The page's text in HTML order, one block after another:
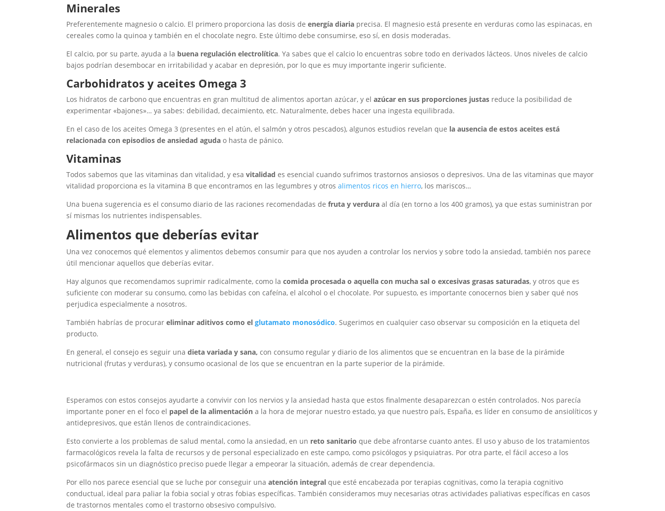
Minerales
Preferentemente magnesio o calcio. El primero proporciona las dosis deenergía diaria precisa. El magnesio está presente en verduras como las espinacas, en
cereales como la quinoa y también en el chocolate negro. Este último debe consumirse, eso sí, en dosis moderadas.
El calcio, por su parte, ayuda a la buena regulación electrolítica. Ya sabes que el calcio lo encuentras sobre todo en derivados lácteos. Unos niveles de calcio
bajos podrían desembocar en irritabilidad y acabar en depresión, por lo que es muy importante ingerir suficiente.
Carbohidratos y aceites Omega 3
Los hidratos de carbono que encuentras en gran multitud de alimentos aportan azúcar, y elazúcar en sus proporciones justas reduce la posibilidad de
experimentar «bajones»… ya sabes: debilidad, decaimiento, etc. Naturalmente, debes hacer una ingesta equilibrada.
En el caso de los aceites Omega 3 (presentes en el atún, el salmón y otros pescados), algunos estudios revelan que la ausencia de estos aceites está
relacionada con episodios de ansiedad agudao hasta de pánico.
Vitaminas
Todos sabemos que las vitaminas dan vitalidad, y esavitalidad es esencial cuando sufrimos trastornos ansiosos o depresivos. Una de las vitaminas que mayor
vitalidad proporciona es la vitamina B que encontramos en las legumbres y otrosalimentos ricos en hierro, los mariscos…
Una buena sugerencia es el consumo diario de las raciones recomendadas de fruta y verduraal día (en torno a los 400 gramos), ya que estas suministran por
sí mismas los nutrientes indispensables.
Alimentos que deberías evitar
Una vez conocemos qué elementos y alimentos debemos consumir para que nos ayuden a controlar los nervios y sobre todo la ansiedad, también nos parece
útil mencionar aquellos que deberías evitar.
Hay algunos que recomendamos suprimir radicalmente, como la comida procesada o aquella con mucha sal o excesivas grasas saturadas, y otros que es
suficiente con moderar su consumo, como las bebidas con cafeína, el alcohol o el chocolate. Por supuesto, es importante conocernos bien y saber qué nos
perjudica especialmente a nosotros.
También habrías de procurar eliminar aditivos como elglutamato monosódico. Sugerimos en cualquier caso observar su composición en la etiqueta del
producto.
En general, el consejo es seguir una dieta variada y sana, con consumo regular y diario de los alimentos que se encuentran en la base de la pirámide
nutricional (frutas y verduras), y consumo ocasional de los que se encuentran en la parte superior de la pirámide.
Esperamos con estos consejos ayudarte a convivir con los nervios y la ansiedad hasta que estos finalmente desaparezcan o estén controlados. Nos parecía
importante poner en el foco el papel de la alimentacióna la hora de mejorar nuestro estado, ya que nuestro país, España, es líder en consumo de ansiolíticos y
antidepresivos, que están llenos de contraindicaciones.
Esto convierte a los problemas de salud mental, como la ansiedad, en un reto sanitarioque debe afrontarse cuanto antes. El uso y abuso de los tratamientos
farmacológicos revela la falta de recursos y de personal especializado en este campo, como psicólogos y psiquiatras. Por otra parte, el fácil acceso a los
psicofármacos sin un diagnóstico preciso puede llegar a empeorar la situación, además de crear dependencia.
Por ello nos parece esencial que se luche por conseguir unaatención integral que esté encabezada por terapias cognitivas, como la terapia cognitivo
conductual, ideal para paliar la fobia social y otras fobias específicas. También consideramos muy necesarias otras actividades paliativas específicas en casos
de trastornos mentales como el trastorno obsesivo compulsivo.